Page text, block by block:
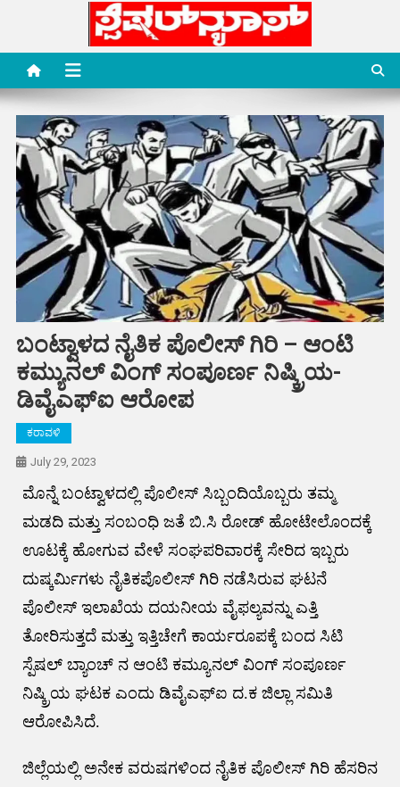
content
Special News Media
Special News Media
ಬಂಟ್ವಾಳದ ನೈತಿಕ ಪೊಲೀಸ್ ಗಿರಿ – ಆಂಟಿ
ಕಮ್ಯುನಲ್ ವಿಂಗ್ ಸಂಪೂರ್ಣ ನಿಷ್ಕ್ರಿಯ-
ಡಿವೈಎಫ್ಐ ಆರೋಪ
ಕರಾವಳಿ
July 29, 2023
ಮೊನ್ನೆ ಬಂಟ್ವಾಳದಲ್ಲಿ ಪೊಲೀಸ್ ಸಿಬ್ಬಂದಿಯೊಬ್ಬರು ತಮ್ಮ
ಮಡದಿ ಮತ್ತು ಸಂಬಂಧಿ ಜತೆ ಬಿ.ಸಿ ರೋಡ್ ಹೋಟೇಲೊಂದಕ್ಕೆ
ಊಟಕ್ಕೆ ಹೋಗುವ ವೇಳೆ ಸಂಘಪರಿವಾರಕ್ಕೆ ಸೇರಿದ ಇಬ್ಬರು
ದುಷ್ಕರ್ಮಿಗಳು ನೈತಿಕಪೊಲೀಸ್ ಗಿರಿ ನಡೆಸಿರುವ ಘಟನೆ
ಪೊಲೀಸ್ ಇಲಾಖೆಯ ದಯನೀಯ ವೈಫಲ್ಯವನ್ನು ಎತ್ತಿ
ತೋರಿಸುತ್ತದೆ ಮತ್ತು ಇತ್ತಿಚೇಗೆ ಕಾರ್ಯರೂಪಕ್ಕೆ ಬಂದ ಸಿಟಿ
ಸ್ಪೆಷಲ್ ಬ್ಯಾಂಚ್ ನ ಆಂಟಿ ಕಮ್ಯೂನಲ್ ವಿಂಗ್ ಸಂಪೂರ್ಣ
ನಿಷ್ಕ್ರಿಯ ಘಟಕ ಎಂದು ಡಿವೈಎಫ್ಐ ದ.ಕ ಜಿಲ್ಲಾ ಸಮಿತಿ
ಆರೋಪಿಸಿದೆ.
ಜಿಲ್ಲೆಯಲ್ಲಿ ಅನೇಕ ವರುಷಗಳಿಂದ ನೈತಿಕ ಪೊಲೀಸ್ ಗಿರಿ ಹೆಸರಿನ